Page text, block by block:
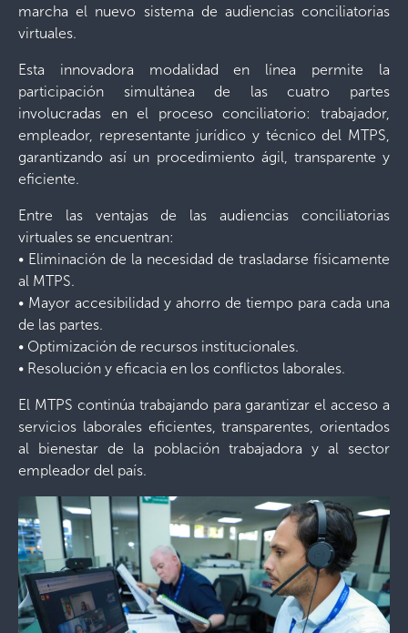
marcha el nuevo sistema de audiencias conciliatorias
virtuales.
Esta innovadora modalidad en línea permite la
participación simultánea de las cuatro partes
involucradas en el proceso conciliatorio: trabajador,
empleador, representante jurídico y técnico del MTPS,
garantizando así un procedimiento ágil, transparente y
eficiente.
Entre las ventajas de las audiencias conciliatorias
virtuales se encuentran:
• Eliminación de la necesidad de trasladarse físicamente
al MTPS.
• Mayor accesibilidad y ahorro de tiempo para cada una
de las partes.
• Optimización de recursos institucionales.
• Resolución y eficacia en los conflictos laborales.
El MTPS continúa trabajando para garantizar el acceso a
servicios laborales eficientes, transparentes, orientados
al bienestar de la población trabajadora y al sector
empleador del país.